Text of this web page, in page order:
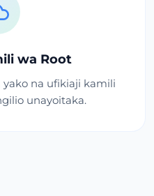
wa Root
na ufikiaji kamili
unayoitaka.